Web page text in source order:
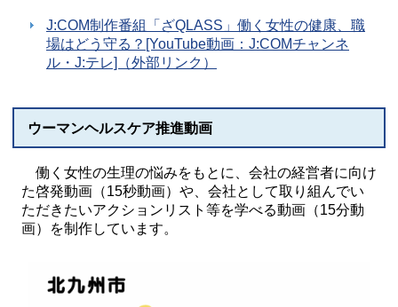
J:COM制作番組「ざQLASS」働く女性の健康、職
場はどう守る？[YouTube動画：J:COMチャンネ
ル・J:テレ]（外部リンク）
ウーマンヘルスケア推進動画
働く女性の生理の悩みをもとに、会社の経営者に向け
た啓発動画（15秒動画）や、会社として取り組んでい
ただきたいアクションリスト等を学べる動画（15分動
画）を制作しています。